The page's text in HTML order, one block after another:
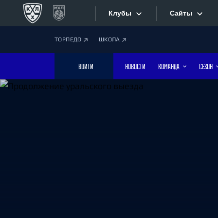
Клубы
Дивизион Боброва
Лада
Сайты
ТОРПЕДО ШКОЛА
ВОЙТИ НОВОСТИ КОМАНДА СЕЗОН